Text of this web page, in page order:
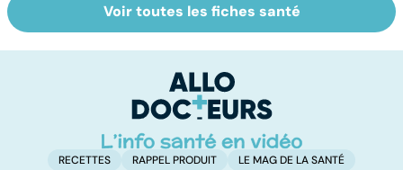
Faire du sport à
domicile, c'est
Don de gamètes :
le pour et le
levée de
l'anonymat
Voir toutes les fiches santé
RECETTES RAPPEL PRODUIT LE MAG DE LA SANTÉ